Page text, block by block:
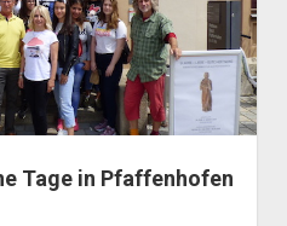
Tage in Pfaffenhofen